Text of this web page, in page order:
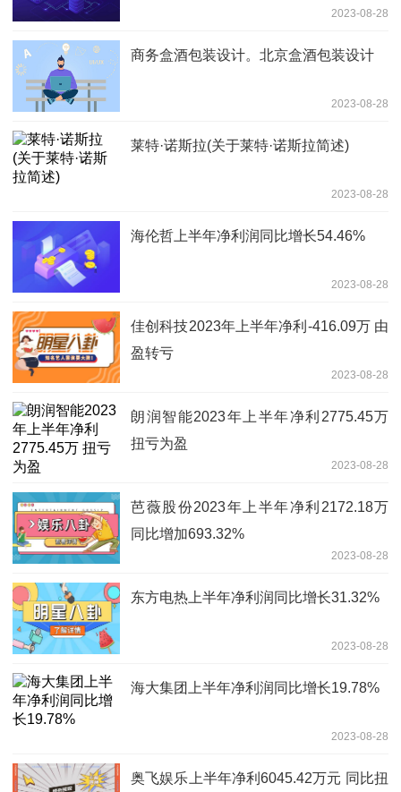
2023-08-28
商务盒酒包装设计。北京盒酒包装设计
2023-08-28
莱特·诺斯拉(关于莱特·诺斯拉简述)
2023-08-28
海伦哲上半年净利润同比增长54.46%
2023-08-28
佳创科技2023年上半年净利-416.09万 由
盈转亏
2023-08-28
朗润智能2023年上半年净利2775.45万
扭亏为盈
2023-08-28
芭薇股份2023年上半年净利2172.18万
同比增加693.32%
2023-08-28
东方电热上半年净利润同比增长31.32%
2023-08-28
海大集团上半年净利润同比增长19.78%
2023-08-28
奥飞娱乐上半年净利6045.42万元 同比扭